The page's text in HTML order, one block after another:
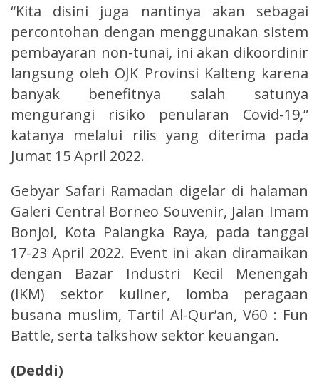
“Kita disini juga nantinya akan sebagai
percontohan dengan menggunakan sistem
pembayaran non-tunai, ini akan dikoordinir
langsung oleh OJK Provinsi Kalteng karena
banyak benefitnya salah satunya
mengurangi risiko penularan Covid-19,”
katanya melalui rilis yang diterima pada
Jumat 15 April 2022.
Gebyar Safari Ramadan digelar di halaman
Galeri Central Borneo Souvenir, Jalan Imam
Bonjol, Kota Palangka Raya, pada tanggal
17-23 April 2022. Event ini akan diramaikan
dengan Bazar Industri Kecil Menengah
(IKM) sektor kuliner, lomba peragaan
busana muslim, Tartil Al-Qur’an, V60 : Fun
Battle, serta talkshow sektor keuangan.
(Deddi)